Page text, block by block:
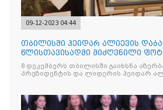
09-12-2023 04:44
თბილისში ჰეიდარ ალიევის
წლისთავისადმი მიძღვნილი
გაიხსნა
8 დეკემბერს თბილისში გაიხსნა
პრეზიდენტის და ლიდერის ჰეიდარ